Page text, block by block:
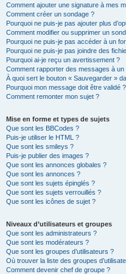
Comment ajouter une signature à mes
Comment créer un sondage ?
Pourquoi ne puis-je pas ajouter plus
Comment modifier ou supprimer un
Pourquoi ne puis-je pas accéder à un
Pourquoi ne puis-je pas joindre des
Pourquoi ai-je reçu un avertissement ?
Comment rapporter des messages à un
À quoi sert le bouton « Sauvegarder »
Pourquoi mon message doit être validé ?
Comment remonter mon sujet ?
Mise en forme et types de sujets
Que sont les BBCodes ?
Puis-je utiliser le HTML ?
Que sont les smileys ?
Puis-je publier des images ?
Que sont les annonces globales ?
Que sont les annonces ?
Que sont les sujets épinglés ?
Que sont les sujets verrouillés ?
Que sont les icônes de sujet ?
Niveaux d’utilisateurs et groupes
Que sont les administrateurs ?
Que sont les modérateurs ?
Que sont les groupes d’utilisateurs ?
Où trouver la liste des groupes
Comment devenir chef de groupe ?